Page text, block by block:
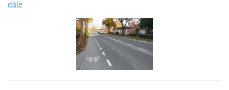
dále